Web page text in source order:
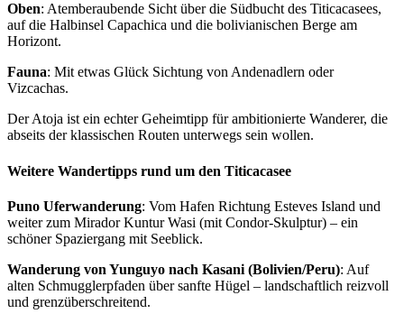
Oben: Atemberaubende Sicht über die Südbucht des Titicacasees,
auf die Halbinsel Capachica und die bolivianischen Berge am
Horizont.
Fauna: Mit etwas Glück Sichtung von Andenadlern oder
Vizcachas.
Der Atoja ist ein echter Geheimtipp für ambitionierte Wanderer, die
abseits der klassischen Routen unterwegs sein wollen.
Weitere Wandertipps rund um den Titicacasee
Puno Uferwanderung: Vom Hafen Richtung Esteves Island und
weiter zum Mirador Kuntur Wasi (mit Condor-Skulptur) – ein
schöner Spaziergang mit Seeblick.
Wanderung von Yunguyo nach Kasani (Bolivien/Peru): Auf
alten Schmugglerpfaden über sanfte Hügel – landschaftlich reizvoll
und grenzüberschreitend.